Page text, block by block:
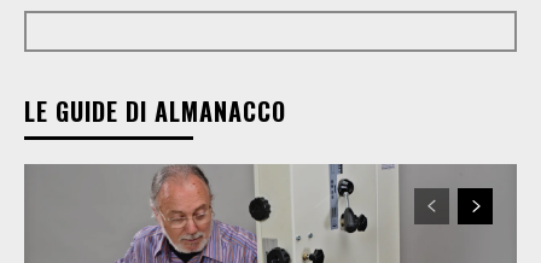
LE GUIDE DI ALMANACCO